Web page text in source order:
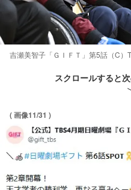
吉瀬美智子「ＧＩＦＴ」第5話（C）
スクロールすると
( 画像11/31 )